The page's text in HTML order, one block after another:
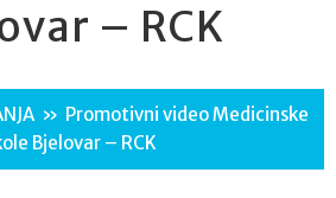
– RCK
» Promotivni video Medicinske
Bjelovar – RCK